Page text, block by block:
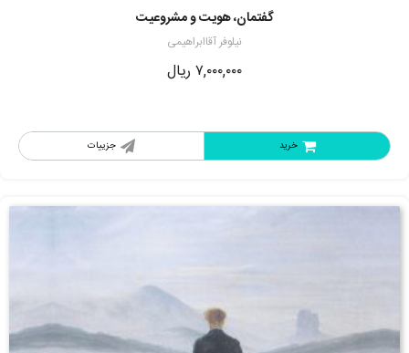
گفتمان، هویت و مشروعیت
نیلوفر آقاابراهیمی
۷,۰۰۰,۰۰۰ ریال
جزییات خرید